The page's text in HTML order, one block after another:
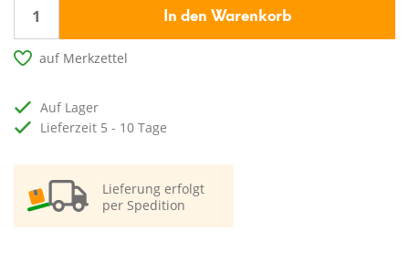
In den Warenkorb
auf Merkzettel
auf Lager
Lieferzeit 5 - 10 Tage
Lieferung erfolgt
per Spedition